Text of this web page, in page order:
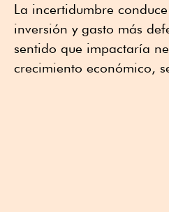
La incertidumbre
inversión y gasto más
sentido que impactaría
crecimiento económico,